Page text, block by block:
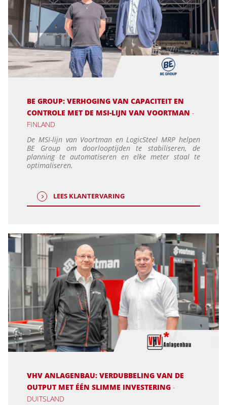
BE GROUP: VERHOGING VAN CAPACITEIT EN
CONTROLE MET DE MSI-LIJN VAN VOORTMAN-
FINLAND
De MSI-lijn van Voortman en LogicSteel MRP helpen
BE Group om doorlooptijden te stabiliseren, de
planning te automatiseren en elke meter staal te
optimaliseren.
LEES KLANTERVARING
VHV ANLAGENBAU: VERDUBBELING VAN DE
OUTPUT MET ÉÉN SLIMME INVESTERING-
DUITSLAND